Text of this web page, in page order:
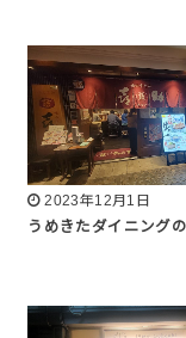
2023年12月1日
うめきたダイニング